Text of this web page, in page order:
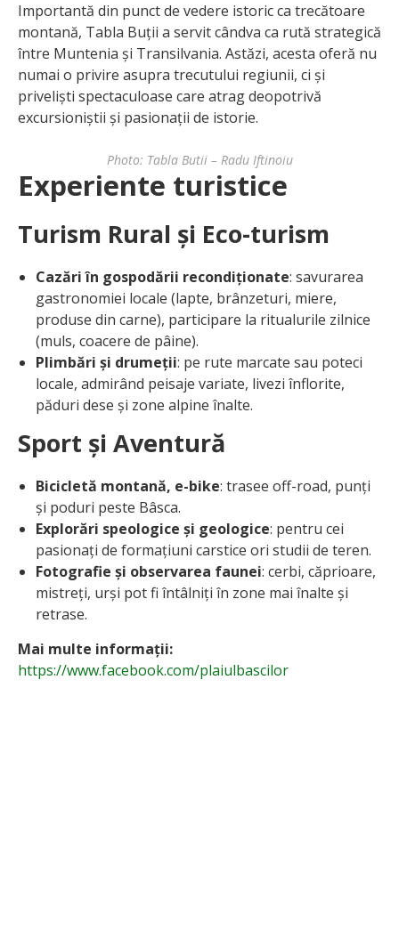
Importantă din punct de vedere istoric ca trecătoare
montană, Tabla Buții a servit cândva ca rută strategică
între Muntenia și Transilvania. Astăzi, acesta oferă nu
numai o privire asupra trecutului regiunii, ci și
priveliști spectaculoase care atrag deopotrivă
excursioniștii și pasionații de istorie.
Photo: Tabla Butii – Radu Iftinoiu
Experiente turistice
Turism Rural și Eco-turism
Cazări în gospodării recondiționate: savurarea
gastronomiei locale (lapte, brânzeturi, miere,
produse din carne), participare la ritualurile zilnice
(muls, coacere de pâine).
Plimbări și drumeții: pe rute marcate sau poteci
locale, admirând peisaje variate, livezi înflorite,
păduri dese și zone alpine înalte.
Sport și Aventură
Bicicletă montană, e-bike: trasee off-road, punți
și poduri peste Bâsca.
Explorări speologice și geologice: pentru cei
pasionați de formațiuni carstice ori studii de teren.
Fotografie și observarea faunei: cerbi, căprioare,
mistreți, urși pot fi întâlniți în zone mai înalte și
retrase.
Mai multe informații:
https://www.facebook.com/plaiulbascilor